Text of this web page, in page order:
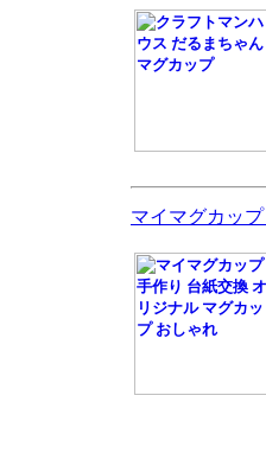
マイマグカッ